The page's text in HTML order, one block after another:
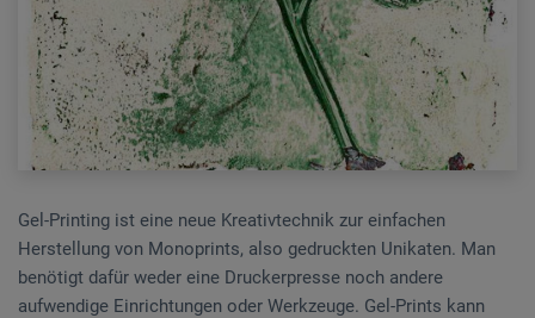
Gel-Printing ist eine neue Kreativtechnik zur einfachen
Herstellung von Monoprints, also gedruckten Unikaten. Man
benötigt dafür weder eine Druckerpresse noch andere
aufwendige Einrichtungen oder Werkzeuge. Gel-Prints kann